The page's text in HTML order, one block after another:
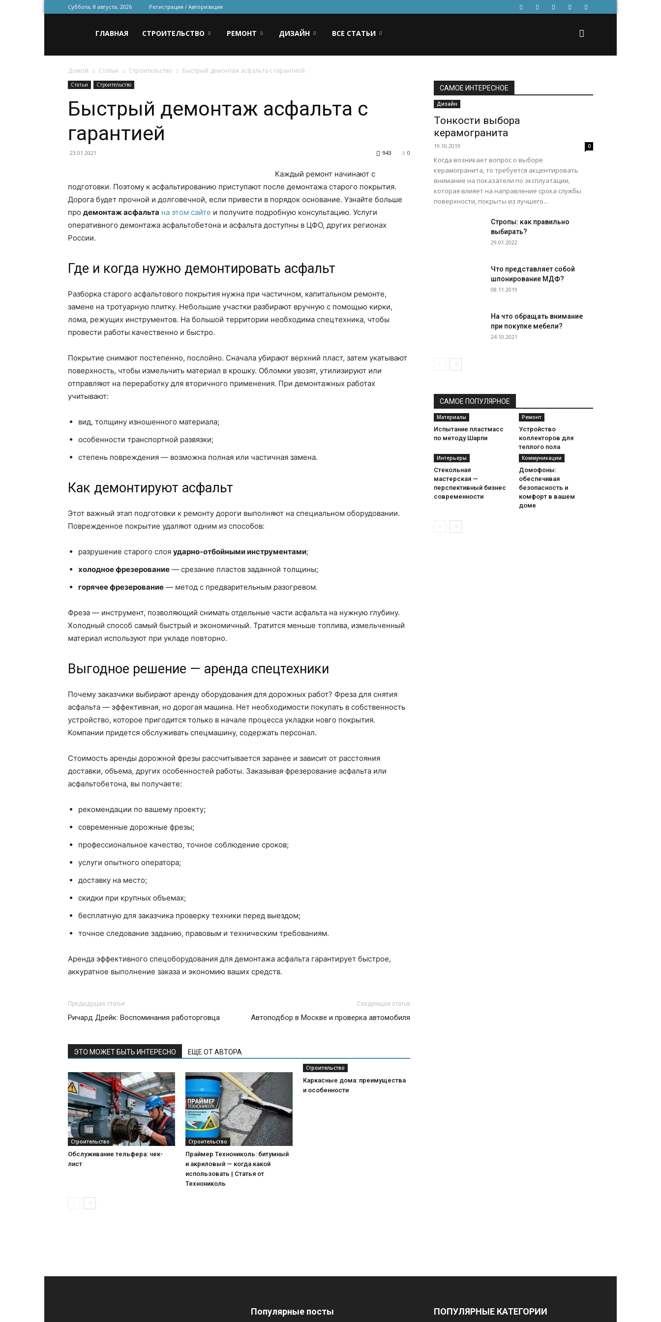
Суббота, 8 августа, 2026 Регистрация / Авторизация
для
строительства
и
ремонта
ГЛАВНАЯ СТРОИТЕЛЬСТВО РЕМОНТ ДИЗАЙН ВСЕ СТАТЬИ
Домой Статьи Строительство Быстрый демонтаж асфальта с гарантией
Статьи Строительство
Быстрый демонтаж асфальта с
гарантией
23.01.2021 0
943
Каждый ремонт начинают с
подготовки. Поэтому к асфальтированию приступают после демонтажа старого покрытия.
Дорога будет прочной и долговечной, если привести в порядок основание. Узнайте больше
про демонтаж асфальта на этом сайте и получите подробную консультацию. Услуги
оперативного демонтажа асфальтобетона и асфальта доступны в ЦФО, других регионах
России.
Где и когда нужно демонтировать асфальт
Разборка старого асфальтового покрытия нужна при частичном, капитальном ремонте,
замене на тротуарную плитку. Небольшие участки разбирают вручную с помощью кирки,
лома, режущих инструментов. На большой территории необходима спецтехника, чтобы
провести работы качественно и быстро.
Покрытие снимают постепенно, послойно. Сначала убирают верхний пласт, затем укатывают
поверхность, чтобы измельчить материал в крошку. Обломки увозят, утилизируют или
отправляют на переработку для вторичного применения. При демонтажных работах
учитывают:
вид, толщину изношенного материала;
особенности транспортной развязки;
степень повреждения — возможна полная или частичная замена.
Как демонтируют асфальт
Этот важный этап подготовки к ремонту дороги выполняют на специальном оборудовании.
Поврежденное покрытие удаляют одним из способов:
разрушение старого слоя ударно-отбойными инструментами;
холодное фрезерование — срезание пластов заданной толщины;
горячее фрезерование — метод с предварительным разогревом.
Фреза — инструмент, позволяющий снимать отдельные части асфальта на нужную глубину.
Холодный способ самый быстрый и экономичный. Тратится меньше топлива, измельченный
материал используют при укладе повторно.
Выгодное решение — аренда спецтехники
Почему заказчики выбирают аренду оборудования для дорожных работ? Фреза для снятия
асфальта — эффективная, но дорогая машина. Нет необходимости покупать в собственность
устройство, которое пригодится только в начале процесса укладки новго покрытия.
Компании придется обслуживать спецмашину, содержать персонал.
Стоимость аренды дорожной фрезы рассчитывается заранее и зависит от расстояния
доставки, объема, других особенностей работы. Заказывая фрезерование асфальта или
асфальтобетона, вы получаете:
рекомендации по вашему проекту;
современные дорожные фрезы;
профессиональное качество, точное соблюдение сроков;
услуги опытного оператора;
доставку на место;
скидки при крупных объемах;
бесплатную для заказчика проверку техники перед выездом;
точное следование заданию, правовым и техническим требованиям.
Аренда эффективного спецоборудования для демонтажа асфальта гарантирует быстрое,
аккуратное выполнение заказа и экономию ваших средств.
Предыдущая статья
Ричард Дрейк: Воспоминания работорговца
Следующая статья
Автоподбор в Москве и проверка автомобиля
ЭТО МОЖЕТ БЫТЬ ИНТЕРЕСНО ЕЩЕ ОТ АВТОРА
Строительство
Обслуживание тельфера: чек-
лист
Строительство
Праймер Технониколь: битумный
и акриловый — когда какой
использовать | Статья от
Технониколь
Строительство
Каркасные дома: преимущества
и особенности
САМОЕ ИНТЕРЕСНОЕ
Дизайн
Тонкости выбора
керамогранита
19.10.2019 0
Когда возникает вопрос о выборе
керамогранита, то требуется акцентировать
внимание на показатели по эксплуатации,
которая влияет на направление срока службы
поверхности, покрыты из лучшего...
Стропы: как правильно
выбирать?
29.01.2022
Что представляет собой
шпонирование МДФ?
08.11.2019
На что обращать внимание
при покупке мебели?
24.10.2021
САМОЕ ПОПУЛЯРНОЕ
Материалы
Испытание пластмасс
по методу Шарпи
Ремонт
Устройство
коллекторов для
теплого пола
Интерьеры
Стекольная
мастерская —
перспективный бизнес
современности
Коммуникации
Домофоны:
обеспечивая
безопасность и
комфорт в вашем
доме
Популярные посты ПОПУЛЯРНЫЕ КАТЕГОРИИ